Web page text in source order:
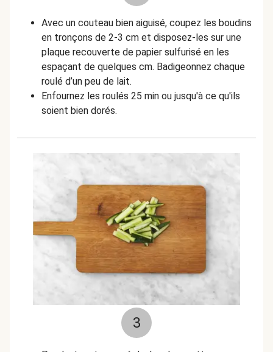
Avec un couteau bien aiguisé, coupez les boudins
en tronçons de 2-3 cm et disposez-les sur une
plaque recouverte de papier sulfurisé en les
espaçant de quelques cm. Badigeonnez chaque
roulé d’un peu de lait.
Enfournez les roulés 25 min ou jusqu'à ce qu'ils
soient bien dorés.
3